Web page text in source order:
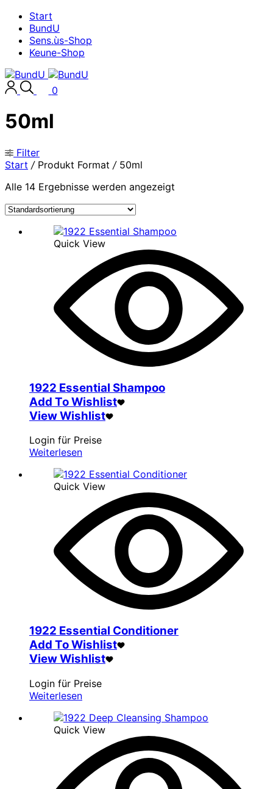
Start
BundU
Sens.ùs-Shop
Keune-Shop
0
50ml
Filter
Start /Produkt Format /50ml
Alle 14 Ergebnisse werden angezeigt
Quick View
1922 Essential Shampoo
Add To Wishlist
View Wishlist
Login für Preise
Weiterlesen
Quick View
1922 Essential Conditioner
Add To Wishlist
View Wishlist
Login für Preise
Weiterlesen
Quick View